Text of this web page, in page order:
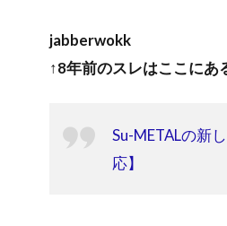
jabberwokk
↑8年前のスレはここにあ
Su-METALの新
応】